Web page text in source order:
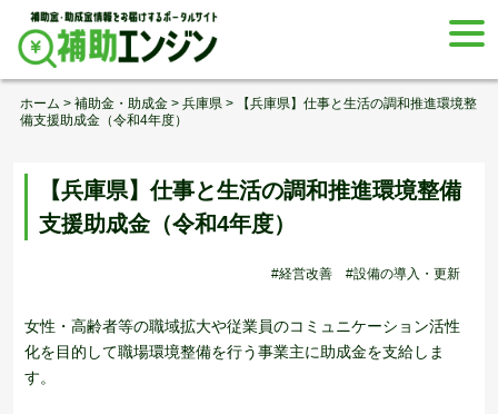
Skip
content
ホーム > 補助金・助成金 > 兵庫県 >
【兵庫県】仕事と生活の調和推進環境整
備支援助成金（令和4年度）
【兵庫県】仕事と生活の調和推進環境整備
支援助成金（令和4年度）
#経営改善 #設備の導入・更新
女性・高齢者等の職域拡大や従業員のコミュニケーション活性
化を目的して職場環境整備を行う事業主に助成金を支給しま
す。